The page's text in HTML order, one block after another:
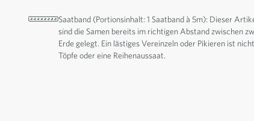
Saatband (Portionsinhalt: 1 Saatband à 5m): Dieser
sind die Samen bereits im richtigen Abstand zwischen
Erde gelegt. Ein lästiges Vereinzeln oder Pikieren ist
Töpfe oder eine Reihenaussaat.